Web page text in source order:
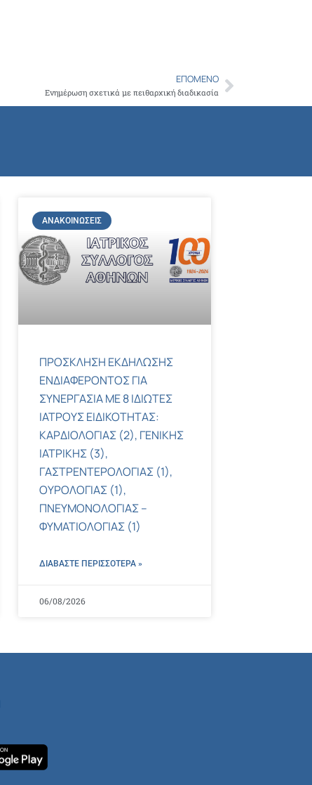
ΕΠΌΜΕΝΟ
Ενημέρωση σχετικά με πειθαρχική διαδικασίαNext
ΑΝΑΚΟΙΝΏΣΕΙΣ
ΠΡΟΣΚΛΗΣΗ ΕΚΔΗΛΩΣΗΣ
ΕΝΔΙΑΦΕΡΟΝΤΟΣ ΓΙΑ
ΣΥΝΕΡΓΑΣΙΑ ΜΕ 8 ΙΔΙΩΤΕΣ
ΙΑΤΡΟΥΣ ΕΙΔΙΚΟΤΗΤΑΣ:
ΚΑΡΔΙΟΛΟΓΙΑΣ (2), ΓΕΝΙΚΗΣ
ΙΑΤΡΙΚΗΣ (3),
ΓΑΣΤΡΕΝΤΕΡΟΛΟΓΙΑΣ (1),
ΟΥΡΟΛΟΓΙΑΣ (1),
ΠΝΕΥΜΟΝΟΛΟΓΙΑΣ –
ΦΥΜΑΤΙΟΛΟΓΙΑΣ (1)
ΔΙΑΒΑΣΤΕ ΠΕΡΙΣΣΌΤΕΡΑ »
06/08/2026